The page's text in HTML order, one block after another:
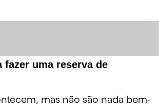
fazer uma reserva de
mas não são nada bem-